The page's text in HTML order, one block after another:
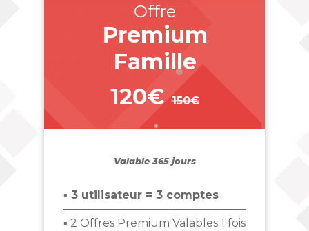
Offre
Premium
Famille
120€ 150€
_
Valable 365 jours
▪ 3 utilisateur = 3 comptes
▪ 2 Offres Premium Valables 1 fois